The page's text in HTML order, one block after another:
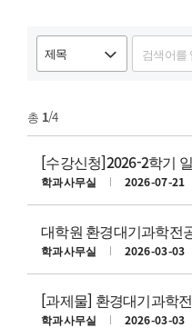
총 1/4
학과사무실 2026-07-21
학과사무실 2026-03-03
학과사무실 2026-03-03